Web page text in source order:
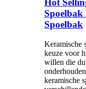
Hot
Spoelbak
Keramische
keuze voor
willen die
keramische